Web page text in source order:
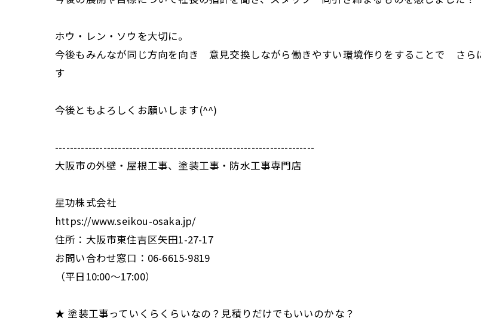
ホウ・レン・ソウを大切に。
今後もみんなが同じ方向を向き 意見交換しながら働きやすい環境作りをすることで さら
す
今後ともよろしくお願いします(^^)
----------------------------------------------------------------------
大阪市の外壁・屋根工事、塗装工事・防水工事専門店
星功株式会社
https://www.seikou-osaka.jp/
住所：大阪市東住吉区矢田1-27-17
お問い合わせ窓口：06-6615-9819
（平日10:00～17:00）
★ 塗装工事っていくらくらいなの？見積りだけでもいいのかな？